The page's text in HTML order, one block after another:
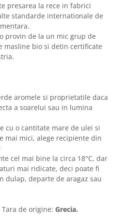
presarea la rece in fabrici
standarde internationale de
provin de la un mic grup de
masline bio si detin certificate
aromele si proprietatile daca
a soarelui sau in lumina
cu o cantitate mare de ulei si
mai mici, alege recipiente din
cel mai bine la circa 18°C, dar
mai ridicate, deci poate fi
departe de aragaz sau
de origine: Grecia.